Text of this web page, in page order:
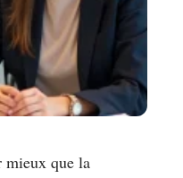
mieux que la